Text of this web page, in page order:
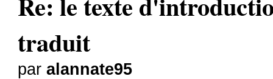
traduit
paralannate95